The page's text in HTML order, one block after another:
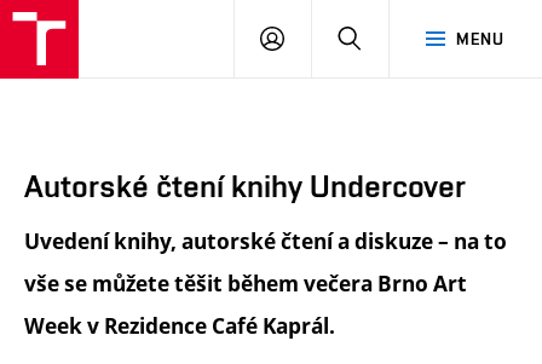
MENU
PŘIHLÁSIT
Autorské čtení knihy Undercover
Uvedení knihy, autorské čtení a diskuze – na to
vše se můžete těšit během večera Brno Art
Week v Rezidence Café Kaprál.